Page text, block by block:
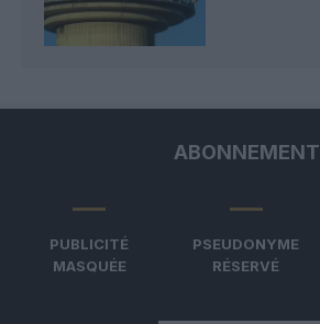
ABONNEMENT
PUBLICITÉ
MASQUÉE
PSEUDONYME
RÉSERVÉ